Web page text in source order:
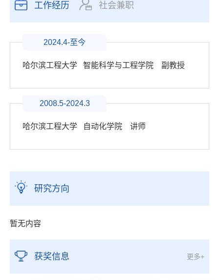
工作经历 社会兼职
2024.4-至今
哈尔滨工程大学 智能科学与工程学院 副教授
2008.5-2024.3
哈尔滨工程大学 自动化学院 讲师
研究方向
暂无内容
获奖信息 更多+